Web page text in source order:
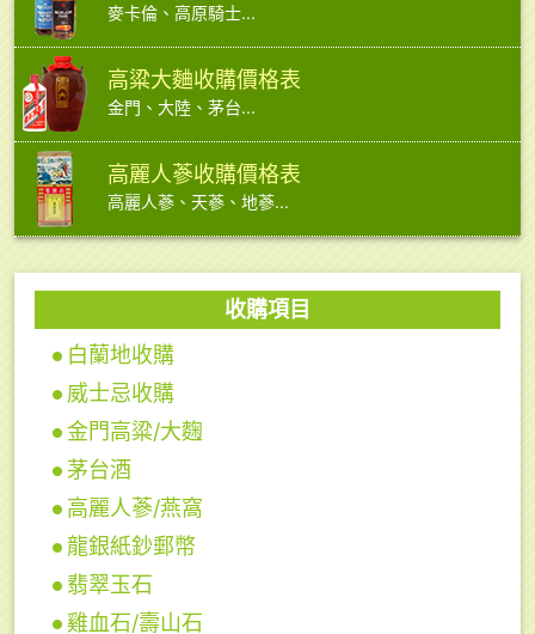
麥卡倫、高原騎士...
高粱大麯收購價格表
金門、大陸、茅台...
高麗人蔘收購價格表
高麗人蔘、天蔘、地蔘...
收購項目
白蘭地收購
威士忌收購
金門高粱/大麴
茅台酒
高麗人蔘/燕窩
龍銀紙鈔郵幣
翡翠玉石
雞血石/壽山石